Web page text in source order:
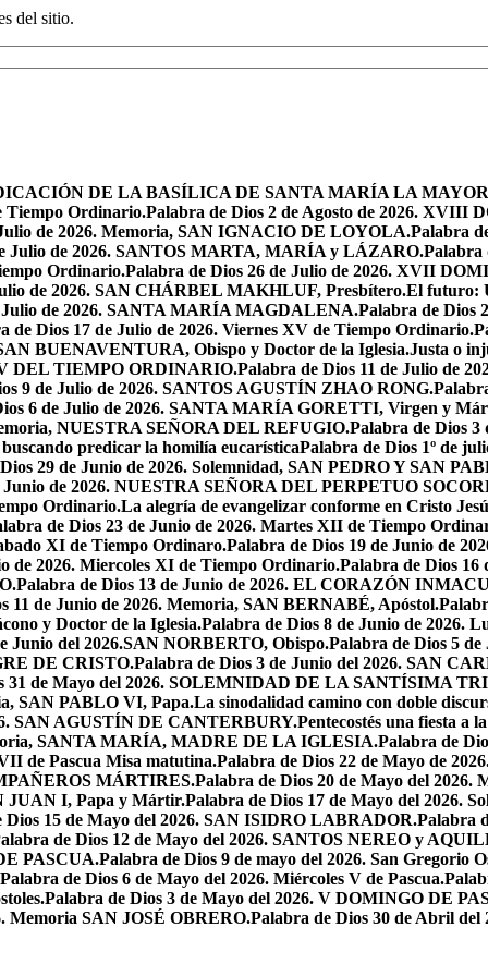
del sitio.
DE LA BASÍLICA DE SANTA MARÍA LA
Tiempo Ordinario.Palabra de Dios 2 de Agosto de 2026.
de 2026. Memoria, SAN IGNACIO DE LOYOLA.Palabra
Julio de 2026. SANTOS MARTA, MARÍA y LÁZARO.Palabra
Ordinario.Palabra de Dios 26 de Julio de 2026. XVII
de 2026. SAN CHÁRBEL MAKHLUF, Presbítero.El futuro:
Julio de 2026. SANTA MARÍA MAGDALENA.Palabra de Dios
de Dios 17 de Julio de 2026. Viernes XV de Tiempo Ordinario.
BUENAVENTURA, Obispo y Doctor de la Iglesia.Justa o
DEL TIEMPO ORDINARIO.Palabra de Dios 11 de Julio de
9 de Julio de 2026. SANTOS AGUSTÍN ZHAO RONG.
6 de Julio de 2026. SANTA MARÍA GORETTI, Virgen y
NUESTRA SEÑORA DEL REFUGIO.Palabra de Dios 3
predicar la homilía eucarísticaPalabra de Dios 1º de
29 de Junio de 2026. Solemnidad, SAN PEDRO Y SAN
Junio de 2026. NUESTRA SEÑORA DEL PERPETUO
Ordinario.La alegría de evangelizar conforme en Cristo
de Dios 23 de Junio de 2026. Martes XII de Tiempo
XI de Tiempo Ordinaro.Palabra de Dios 19 de Junio de
de 2026. Miercoles XI de Tiempo Ordinario.Palabra de Dios 16
Palabra de Dios 13 de Junio de 2026. EL CORAZÓN
11 de Junio de 2026. Memoria, SAN BERNABÉ, Apóstol.
y Doctor de la Iglesia.Palabra de Dios 8 de Junio de 2026.
Junio del 2026.SAN NORBERTO, Obispo.Palabra de Dios 5
DE CRISTO.Palabra de Dios 3 de Junio del 2026. SAN
31 de Mayo del 2026. SOLEMNIDAD DE LA SANTÍSIMA
SAN PABLO VI, Papa.La sinodalidad camino con doble
SAN AGUSTÍN DE CANTERBURY.Pentecostés una fiesta a
SANTA MARÍA, MADRE DE LA IGLESIA.Palabra de
de Pascua Misa matutina.Palabra de Dios 22 de Mayo de
MÁRTIRES.Palabra de Dios 20 de Mayo del 2026.
JUAN I, Papa y Mártir.Palabra de Dios 17 de Mayo del 2026.
Dios 15 de Mayo del 2026. SAN ISIDRO LABRADOR.Palabra
de Dios 12 de Mayo del 2026. SANTOS NEREO y
PASCUA.Palabra de Dios 9 de mayo del 2026. San Gregorio
Palabra de Dios 6 de Mayo del 2026. Miércoles V de Pascua.
Palabra de Dios 3 de Mayo del 2026. V DOMINGO DE
Memoria SAN JOSÉ OBRERO.Palabra de Dios 30 de Abril del